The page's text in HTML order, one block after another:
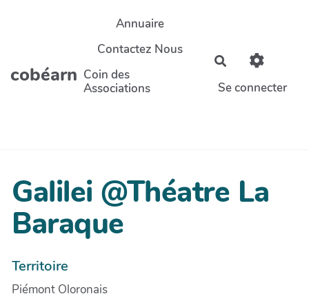
Aller au contenu principal
cobéarn
Annuaire
Contactez Nous
Coin des
Associations
Rechercher
Se connecter
Galilei @Théatre La
Baraque
Territoire
Piémont Oloronais